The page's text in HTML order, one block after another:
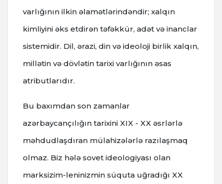
varlığının ilkin əlamətlərindəndir; xalqın
kimliyini əks etdirən təfəkkür, adət və inanclar
sistemidir. Dil, ərazi, din və ideoloji birlik xalqın,
millətin və dövlətin tarixi varlığının əsas
atributlarıdır.
Bu baxımdan son zamanlar
azərbaycançılığın tarixini XIX - XX əsrlərlə
məhdudlaşdıran mülahizələrlə razılaşmaq
olmaz. Biz hələ sovet ideologiyası olan
marksizim-leninizmin süquta uğradığı XX